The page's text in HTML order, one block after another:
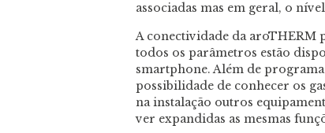
associadas mas em geral, o
A conectividade da aroTHERM
todos os parâmetros estão
smartphone. Além de
possibilidade de conhecer os
na instalação outros
ver expandidas as mesmas